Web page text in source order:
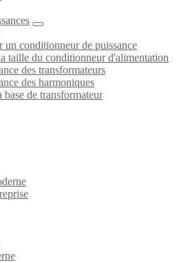
un conditionneur de puissance
taille du conditionneur d'alimentation
des transformateurs
des harmoniques
base de transformateur